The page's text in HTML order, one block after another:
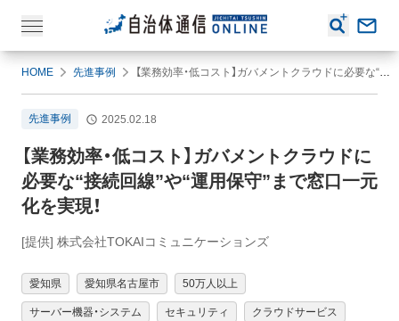
HOME 先進事例 【業務効率・低コスト】ガバメントクラウドに必要な“接続回線”や“運用保守”まで窓口一元化を実現！
先進事例 2025.02.18
【業務効率・低コスト】ガバメントクラウドに
必要な“接続回線”や“運用保守”まで窓口一元
化を実現！
[提供] 株式会社TOKAIコミュニケーションズ
愛知県 愛知県名古屋市 50万人以上
サーバー機器・システム セキュリティ クラウドサービス